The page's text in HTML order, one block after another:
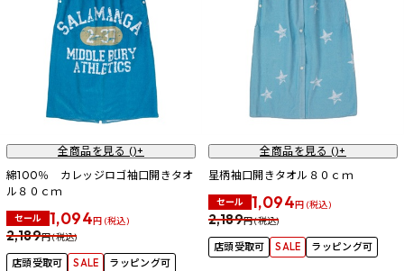
全商品を見る ()+
綿100％ カレッジロゴ袖口開きタオ
ル８０ｃｍ
セール 1,094円 (税込)
2,189円 (税込)
店頭受取可 SALE ラッピング可
全商品を見る ()+
星柄袖口開きタオル８０ｃｍ
セール 1,094円 (税込)
2,189円 (税込)
店頭受取可 SALE ラッピング可